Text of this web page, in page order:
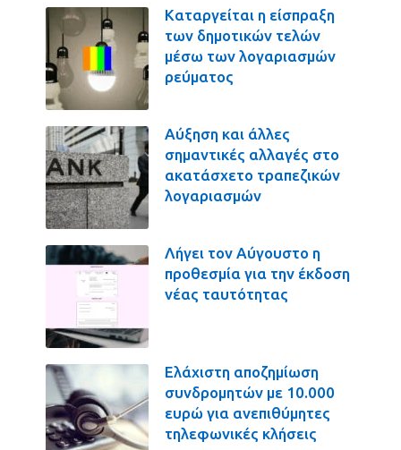
Καταργείται η είσπραξη
των δημοτικών τελών
μέσω των λογαριασμών
ρεύματος
Αύξηση και άλλες
σημαντικές αλλαγές στο
ακατάσχετο τραπεζικών
λογαριασμών
Λήγει τον Αύγουστο η
προθεσμία για την έκδοση
νέας ταυτότητας
Ελάχιστη αποζημίωση
συνδρομητών με 10.000
ευρώ για ανεπιθύμητες
τηλεφωνικές κλήσεις